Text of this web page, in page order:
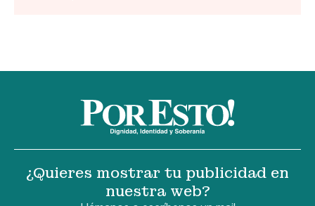
¿Quieres mostrar tu publicidad en
nuestra web?